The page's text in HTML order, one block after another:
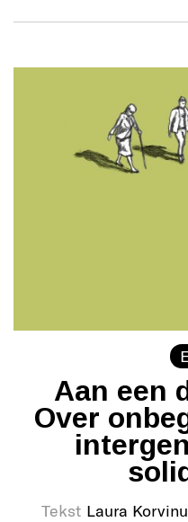
Aan een
Over
Tekst Laura